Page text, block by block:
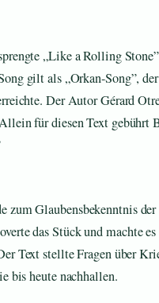
„Like a Rolling
gilt als „Orkan-Song”,
Der Autor Gérard
für diesen Text gebührt
zum Glaubensbekenntnis
das Stück und machte
Text stellte Fragen über
bis heute nachhallen.